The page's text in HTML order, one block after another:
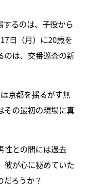
るのは、子役から
日（月）に20歳を
のは、交番巡査の新
京都を揺るがす無
その最初の現場に真
性との間には過去
彼が心に秘めていた
ろうか？